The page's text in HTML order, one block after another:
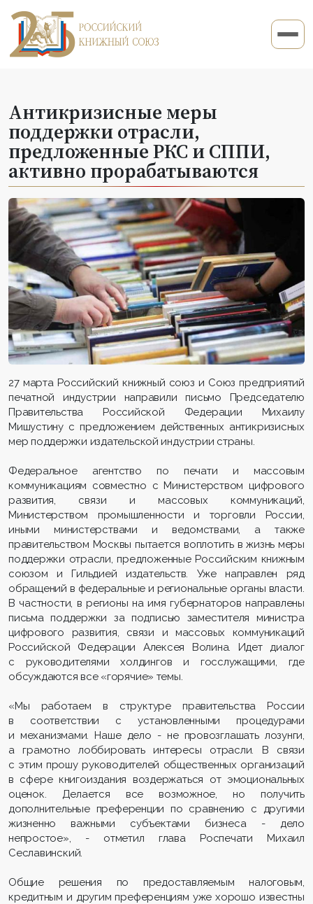
Антикризисные меры
поддержки отрасли,
предложенные РКС и СППИ,
активно прорабатываются
27 марта Российский книжный союз и Союз предприятий
печатной индустрии направили письмо Председателю
Правительства Российской Федерации Михаилу
Мишустину с предложением действенных антикризисных
мер поддержки издательской индустрии страны.
Федеральное агентство по печати и массовым
коммуникациям совместно с Министерством цифрового
развития, связи и массовых коммуникаций,
Министерством промышленности и торговли России,
иными министерствами и ведомствами, а также
правительством Москвы пытается воплотить в жизнь меры
поддержки отрасли, предложенные Российским книжным
союзом и Гильдией издательств. Уже направлен ряд
обращений в федеральные и региональные органы власти.
В частности, в регионы на имя губернаторов направлены
письма поддержки за подписью заместителя министра
цифрового развития, связи и массовых коммуникаций
Российской Федерации Алексея Волина. Идет диалог
с руководителями холдингов и госслужащими, где
обсуждаются все «горячие» темы.
«Мы работаем в структуре правительства России
в соответствии с установленными процедурами
и механизмами. Наше дело - не провозглашать лозунги,
а грамотно лоббировать интересы отрасли. В связи
с этим прошу руководителей общественных организаций
в сфере книгоиздания воздержаться от эмоциональных
оценок. Делается все возможное, но получить
дополнительные преференции по сравнению с другими
жизненно важными субъектами бизнеса - дело
непростое», - отметил глава Роспечати Михаил
Сеславинский.
Общие решения по предоставляемым налоговым,
кредитным и другим преференциям уже хорошо известны